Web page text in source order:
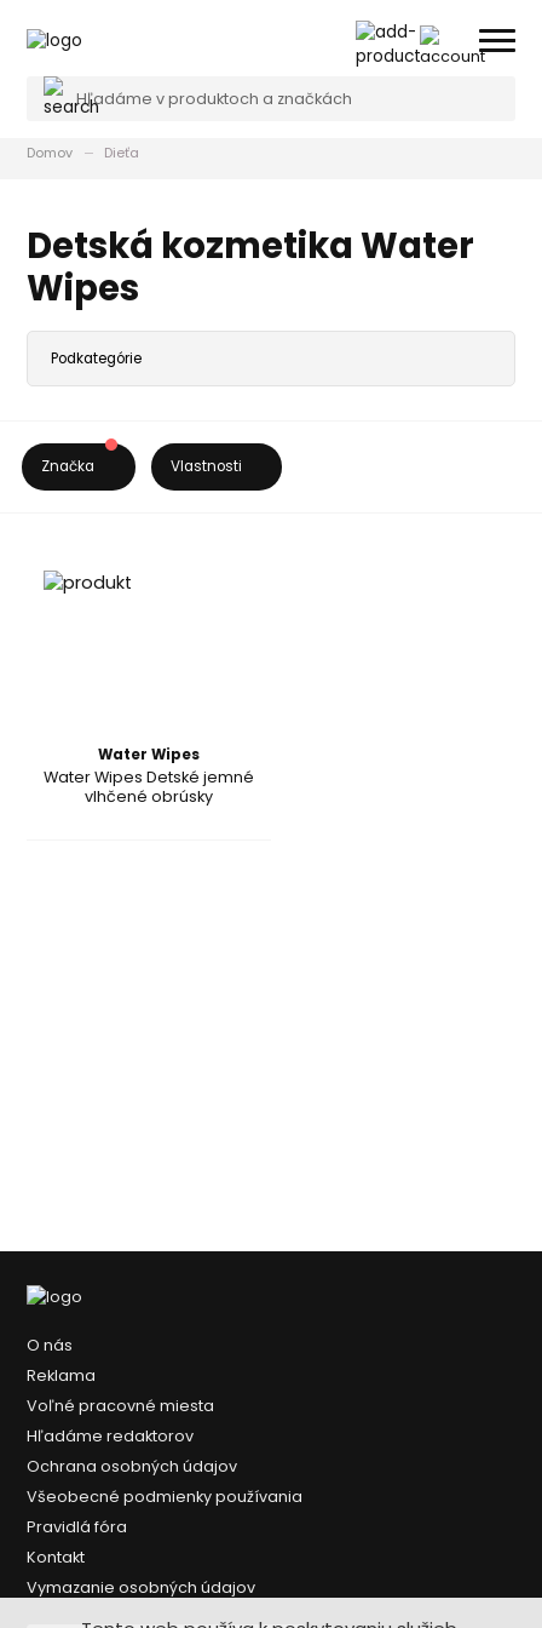
Domov Dieťa
Detská kozmetika Water
Wipes
Značka Vlastnosti
Water Wipes
Water Wipes Detské jemné
vlhčené obrúsky
O nás
Reklama
Voľné pracovné miesta
Hľadáme redaktorov
Ochrana osobných údajov
Všeobecné podmienky používania
Pravidlá fóra
Kontakt
Vymazanie osobných údajov